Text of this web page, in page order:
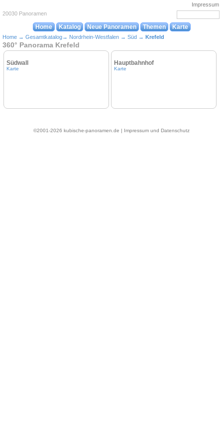
Impressum
20030 Panoramen
Home Katalog Neue Panoramen Themen Karte
Home → Gesamtkatalog→ Nordrhein-Westfalen → Süd → Krefeld
360° Panorama Krefeld
Südwall
Karte
Hauptbahnhof
Karte
©2001-2026 kubische-panoramen.de | Impressum und Datenschutz